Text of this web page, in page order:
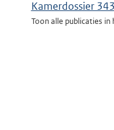
Kamerdossier
Toon alle publicaties